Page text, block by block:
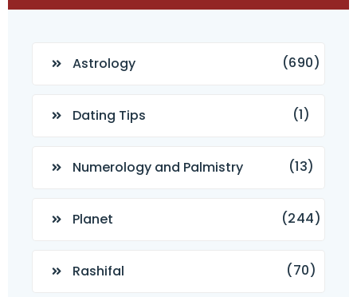
Astrology (690)
Dating Tips (1)
Numerology and Palmistry (13)
Planet (244)
Rashifal (70)